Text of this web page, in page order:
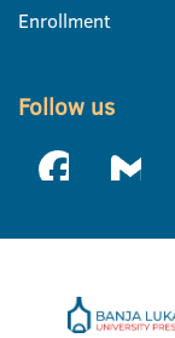
Enrollment
Follow us